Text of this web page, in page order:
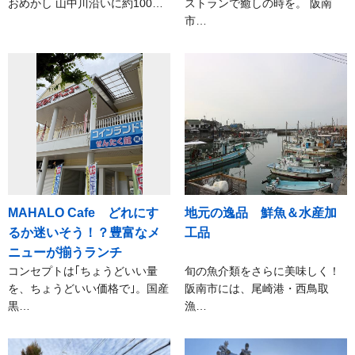
おめかし 山中川沿いに約100…
ストランで癒しの時を。 阪南
市…
MAHALO Cafe どれにす
るか迷いそう！？豊富なメ
ニューが揃うランチ
コンセプトは｢ちょうどいい量
を、ちょうどいい価格で｣。国産
黒…
地元の逸品 鮮魚＆水産加
工品
旬の魚介類をさらに美味しく！
阪南市には、尾崎港・西鳥取
漁…